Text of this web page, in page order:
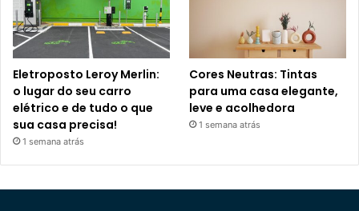
Eletroposto Leroy Merlin:
o lugar do seu carro
elétrico e de tudo o que
sua casa precisa!
1 semana atrás
Cores Neutras: Tintas
para uma casa elegante,
leve e acolhedora
1 semana atrás